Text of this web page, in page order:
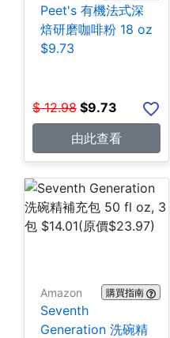
Peet's 有機法式深
焙研磨咖啡粉 18 oz
$9.73
$ 12.98 $9.73
由此查看
Amazon 購買指南
Seventh
Generation 洗碗精